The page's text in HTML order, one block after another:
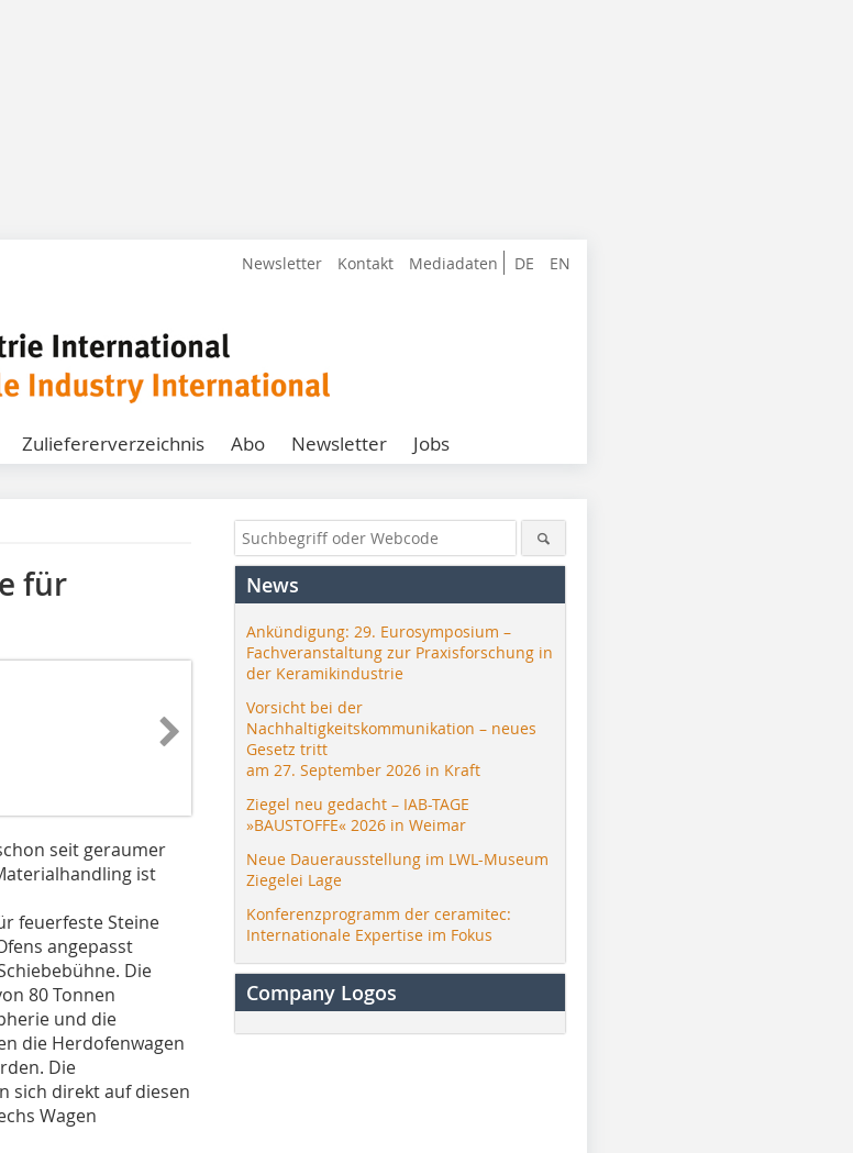
DE EN
Newsletter Kontakt Mediadaten
Zuliefererverzeichnis Abo Newsletter Jobs
für
seit geraumer
ist
feuerfeste Steine
angepasst
Die
80 Tonnen
und die
die Herdofenwagen
Die
sich direkt auf diesen
Wagen
News
Ankündigung: 29. Eurosymposium –
Fachveranstaltung zur Praxisforschung in
der Keramikindustrie
Vorsicht bei der
Nachhaltigkeitskommunikation – neues
Gesetz tritt
am 27. September 2026 in Kraft
Ziegel neu gedacht – IAB-TAGE
»BAUSTOFFE« 2026 in Weimar
Neue Dauerausstellung im LWL-Museum
Ziegelei Lage
Konferenzprogramm der ceramitec:
Internationale Expertise im Fokus
Company Logos